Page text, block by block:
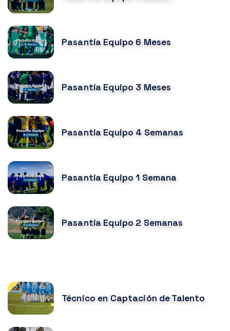
Pasantía Equipo 6 Meses
Pasantía Equipo 3 Meses
Pasantía Equipo 4 Semanas
Pasantía Equipo 1 Semana
Pasantía Equipo 2 Semanas
Técnico en Captación de Talento